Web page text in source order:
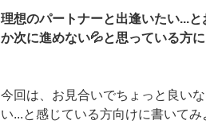
理想のパートナーと出逢いたい...
か次に進めない💦と思っている方
今回は、お見合いでちょっと良い
い...と感じている方向けに書いてみ